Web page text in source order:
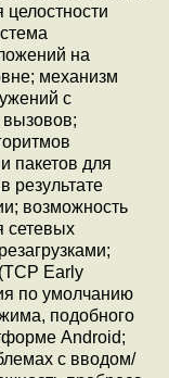
на
механизм
с
пакетов для
результате
возможность
сетевых
Early
по умолчанию
подобного
Android;
с вводом/